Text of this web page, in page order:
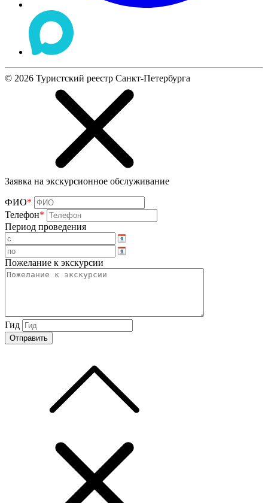
© 2026 Туристский реестр Санкт-Петербурга
Заявка на экскурсионное обслуживание
ФИО*
Телефон*
Период проведения
Пожелание к экскурсии
Гид